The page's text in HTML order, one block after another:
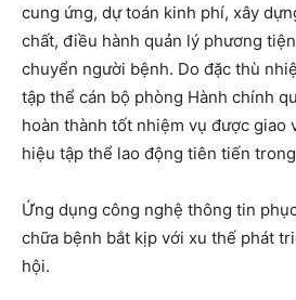
cung ứng, dự toán kinh phí, xây
chất, điều hành quản lý phương
chuyển người bệnh. Do đặc thù
tập thể cán bộ phòng Hành chính
hoàn thành tốt nhiệm vụ được giao
hiệu tập thể lao động tiên tiến
Ứng dụng công nghệ thông tin
chữa bệnh bắt kịp với xu thế phát
hội.